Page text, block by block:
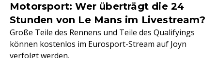
Motorsport: Wer überträgt die 24
Stunden von Le Mans im Livestream?
Große Teile des Rennens und Teile des Qualifyings
können kostenlos im Eurosport-Stream auf Joyn
verfolgt werden.